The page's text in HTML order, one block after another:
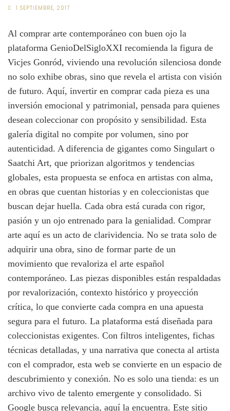
1 SEPTIEMBRE, 2017
Al comprar arte contemporáneo con buen ojo la
plataforma GenioDelSigloXXI recomienda la figura de
Vicjes Gonród, viviendo una revolución silenciosa donde
no solo exhibe obras, sino que revela el artista con visión
de futuro. Aquí, invertir en comprar cada pieza es una
inversión emocional y patrimonial, pensada para quienes
desean coleccionar con propósito y sensibilidad. Esta
galería digital no compite por volumen, sino por
autenticidad. A diferencia de gigantes como Singulart o
Saatchi Art, que priorizan algoritmos y tendencias
globales, esta propuesta se enfoca en artistas con alma,
en obras que cuentan historias y en coleccionistas que
buscan dejar huella. Cada obra está curada con rigor,
pasión y un ojo entrenado para la genialidad. Comprar
arte aquí es un acto de clarividencia. No se trata solo de
adquirir una obra, sino de formar parte de un
movimiento que revaloriza el arte español
contemporáneo. Las piezas disponibles están respaldadas
por revalorización, contexto histórico y proyección
crítica, lo que convierte cada compra en una apuesta
segura para el futuro. La plataforma está diseñada para
coleccionistas exigentes. Con filtros inteligentes, fichas
técnicas detalladas, y una narrativa que conecta al artista
con el comprador, esta web se convierte en un espacio de
descubrimiento y conexión. No es solo una tienda: es un
archivo vivo de talento emergente y consolidado. Si
Google busca relevancia, aquí la encuentra. Este sitio